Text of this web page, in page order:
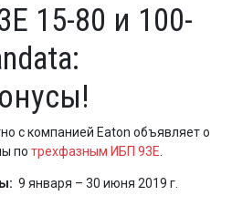
15-80 и 100-
с компанией Eaton объявляет о
по трехфазным ИБП 93Е
9 января – 30 июня 2019 г.